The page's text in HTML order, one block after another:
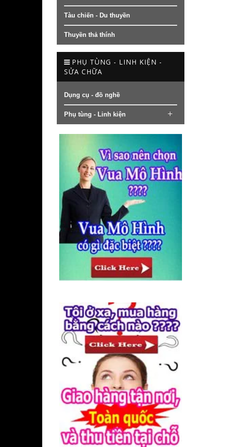
Tàu chiến - Du thuyền
Thuyền thả thính
PHỤ TÙNG - LINH KIỆN -
SỬA CHỮA
Dụng cụ - đồ nghề
Phụ tùng - Linh kiện